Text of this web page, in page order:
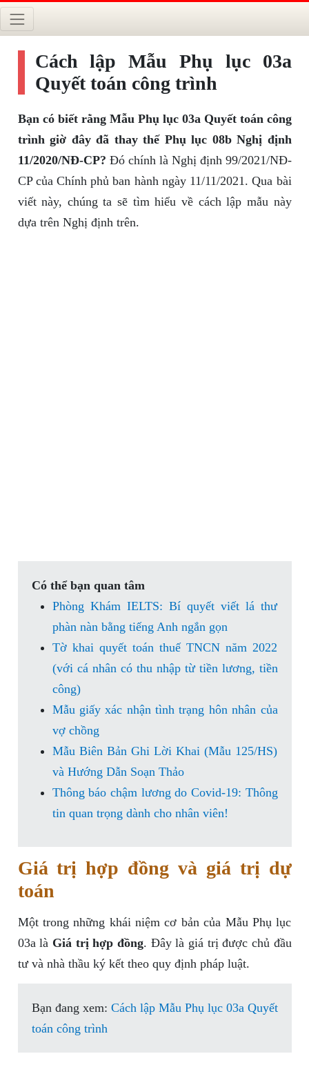
Cách lập Mẫu Phụ lục 03a
Quyết toán công trình
Bạn có biết rằng Mẫu Phụ lục 03a Quyết toán công
trình giờ đây đã thay thế Phụ lục 08b Nghị định
11/2020/NĐ-CP? Đó chính là Nghị định 99/2021/NĐ-
CP của Chính phủ ban hành ngày 11/11/2021. Qua bài
viết này, chúng ta sẽ tìm hiểu về cách lập mẫu này
dựa trên Nghị định trên.
Có thể bạn quan tâm
Phòng Khám IELTS: Bí quyết viết lá thư
phàn nàn bằng tiếng Anh ngắn gọn
Tờ khai quyết toán thuế TNCN năm 2022
(với cá nhân có thu nhập từ tiền lương, tiền
công)
Mẫu giấy xác nhận tình trạng hôn nhân của
vợ chồng
Mẫu Biên Bản Ghi Lời Khai (Mẫu 125/HS)
và Hướng Dẫn Soạn Thảo
Thông báo chậm lương do Covid-19: Thông
tin quan trọng dành cho nhân viên!
Giá trị hợp đồng và giá trị dự
toán
Một trong những khái niệm cơ bản của Mẫu Phụ lục
03a là Giá trị hợp đồng. Đây là giá trị được chủ đầu
tư và nhà thầu ký kết theo quy định pháp luật.
Bạn đang xem: Cách lập Mẫu Phụ lục 03a Quyết
toán công trình